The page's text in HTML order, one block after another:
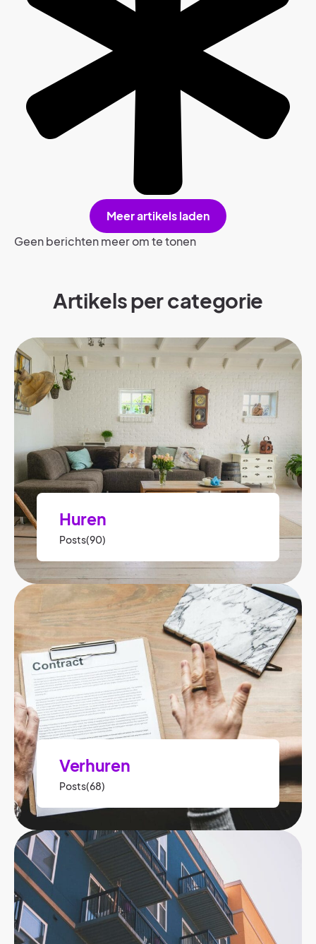
Meer artikels laden
Geen berichten meer om te tonen
Artikels per categorie​
Huren
Posts(90)
Verhuren
Posts(68)